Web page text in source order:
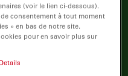
(voir le lien ci-dessous).
consentement à tout moment
» en bas de notre site.
pour en savoir plus sur